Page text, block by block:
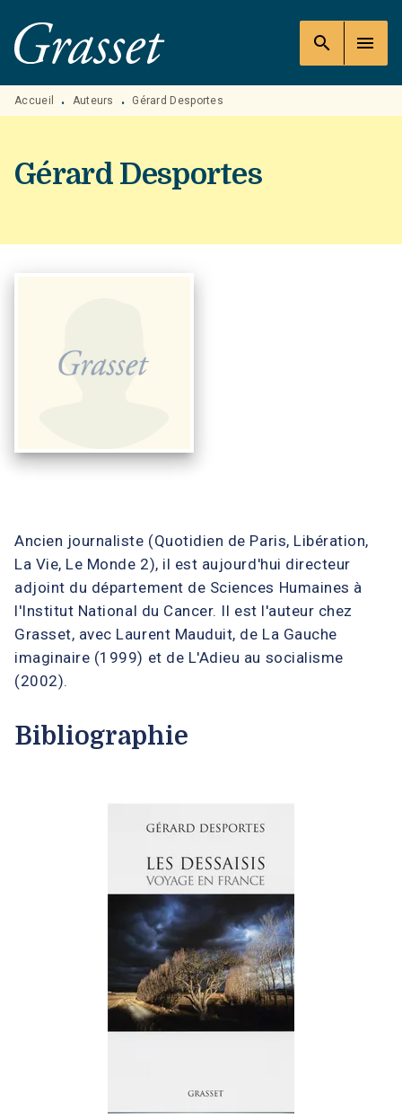
MENU RECHERCHE
PIED DE PAGE
search menu
Accueil • Auteurs • Gérard Desportes
Gérard Desportes
Ancien journaliste (Quotidien de Paris, Libération,
La Vie, Le Monde 2), il est aujourd'hui directeur
adjoint du département de Sciences Humaines à
l'Institut National du Cancer. Il est l'auteur chez
Grasset, avec Laurent Mauduit, de La Gauche
imaginaire (1999) et de L'Adieu au socialisme
(2002).
Bibliographie